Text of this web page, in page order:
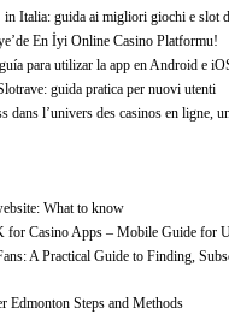
Italia: guida ai migliori giochi e slot
En İyi Online Casino Platformu!
para utilizar la app en Android e
guida pratica per nuovi utenti
dans l’univers des casinos en ligne,
What to know
for Casino Apps – Mobile Guide for
A Practical Guide to Finding,
Edmonton Steps and Methods